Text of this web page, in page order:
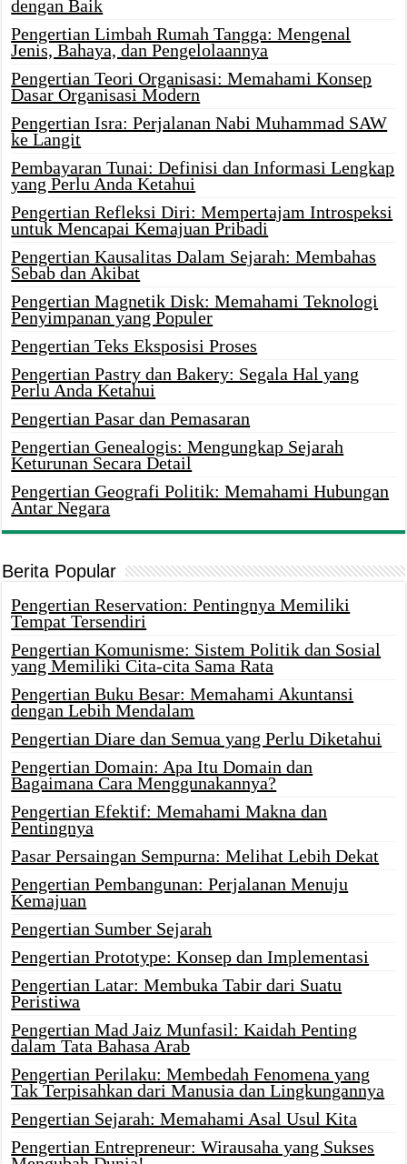
dengan Baik
Pengertian Limbah Rumah Tangga: Mengenal
Jenis, Bahaya, dan Pengelolaannya
Pengertian Teori Organisasi: Memahami Konsep
Dasar Organisasi Modern
Pengertian Isra: Perjalanan Nabi Muhammad SAW
ke Langit
Pembayaran Tunai: Definisi dan Informasi Lengkap
yang Perlu Anda Ketahui
Pengertian Refleksi Diri: Mempertajam Introspeksi
untuk Mencapai Kemajuan Pribadi
Pengertian Kausalitas Dalam Sejarah: Membahas
Sebab dan Akibat
Pengertian Magnetik Disk: Memahami Teknologi
Penyimpanan yang Populer
Pengertian Teks Eksposisi Proses
Pengertian Pastry dan Bakery: Segala Hal yang
Perlu Anda Ketahui
Pengertian Pasar dan Pemasaran
Pengertian Genealogis: Mengungkap Sejarah
Keturunan Secara Detail
Pengertian Geografi Politik: Memahami Hubungan
Antar Negara
Berita Popular
Pengertian Reservation: Pentingnya Memiliki
Tempat Tersendiri
Pengertian Komunisme: Sistem Politik dan Sosial
yang Memiliki Cita-cita Sama Rata
Pengertian Buku Besar: Memahami Akuntansi
dengan Lebih Mendalam
Pengertian Diare dan Semua yang Perlu Diketahui
Pengertian Domain: Apa Itu Domain dan
Bagaimana Cara Menggunakannya?
Pengertian Efektif: Memahami Makna dan
Pentingnya
Pasar Persaingan Sempurna: Melihat Lebih Dekat
Pengertian Pembangunan: Perjalanan Menuju
Kemajuan
Pengertian Sumber Sejarah
Pengertian Prototype: Konsep dan Implementasi
Pengertian Latar: Membuka Tabir dari Suatu
Peristiwa
Pengertian Mad Jaiz Munfasil: Kaidah Penting
dalam Tata Bahasa Arab
Pengertian Perilaku: Membedah Fenomena yang
Tak Terpisahkan dari Manusia dan Lingkungannya
Pengertian Sejarah: Memahami Asal Usul Kita
Pengertian Entrepreneur: Wirausaha yang Sukses